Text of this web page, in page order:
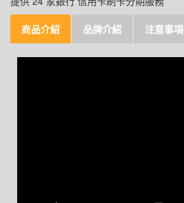
商品介紹 品牌介紹 注意事項